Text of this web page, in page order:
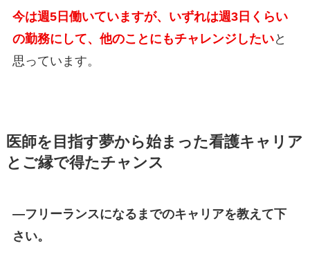
今は週5日働いていますが、いずれは週3日くらい
の勤務にして、他のことにもチャレンジしたいと
思っています。
医師を目指す夢から始まった看護キャリア
とご縁で得たチャンス
―フリーランスになるまでのキャリアを教えて下
さい。